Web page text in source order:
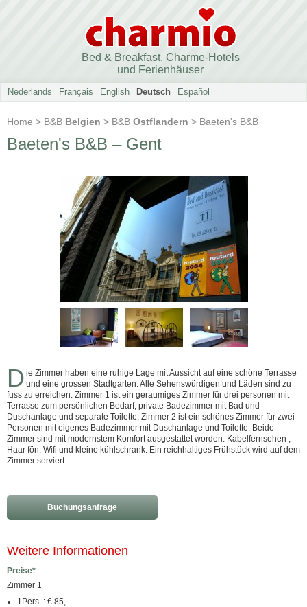
Bed & Breakfast, Charme-Hotels
und Ferienhäuser
Nederlands Français English Deutsch Español
Home > B&B Belgien > B&B Ostflandern > Baeten's B&B
Baeten's B&B – Gent
D ie Zimmer haben eine ruhige Lage mit Aussicht auf eine schöne Terrasse
und eine grossen Stadtgarten. Alle Sehenswürdigen und Läden sind zu
fuss zu erreichen. Zimmer 1 ist ein geraumiges Zimmer fûr drei personen mit
Terrasse zum persönlichen Bedarf, private Badezimmer mit Bad und
Duschanlage und separate Toilette. Zimmer 2 ist ein schönes Zimmer für zwei
Personen mit eigenes Badezimmer mit Duschanlage und Toilette. Beide
Zimmer sind mit modernstem Komfort ausgestattet worden: Kabelfernsehen ,
Haar fön, Wifi und kleine kühlschrank. Ein reichhaltiges Frühstück wird auf dem
Zimmer serviert.
Buchungsanfrage
Weitere Informationen
Preise*
Zimmer 1
1Pers. : € 85,-.